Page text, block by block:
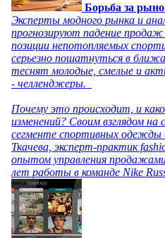
Борьба за
Эксперты модного рынка и
прогнозируют падение
позиции непотопляемых
серьезно пошатнуться в
теснят молодые, смелые и
- челленджеры.
Почему это происходит, и
изменений? Своим взглядом
сегменте спортивных одежды
Ткачева, эксперт-практик
опытом управления
лет работы в команде Nike